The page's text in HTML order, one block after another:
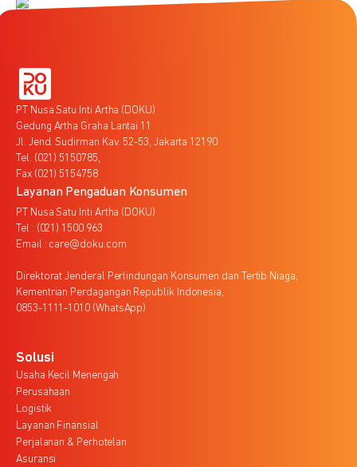
PT Nusa Satu Inti Artha (DOKU)
Gedung Artha Graha Lantai 11
Jl. Jend. Sudirman Kav. 52-53, Jakarta 12190
Tel. (021) 5150785,
Fax (021) 5154758
Layanan Pengaduan Konsumen
PT Nusa Satu Inti Artha (DOKU)
Tel : (021) 1500 963
Email : care@doku.com
Direktorat Jenderal Perlindungan Konsumen dan Tertib Niaga,
Kementrian Perdagangan Republik Indonesia,
0853-1111-1010 (WhatsApp)
Solusi
Usaha Kecil Menengah
Perusahaan
Logistik
Layanan Finansial
Perjalanan & Perhotelan
Asuransi